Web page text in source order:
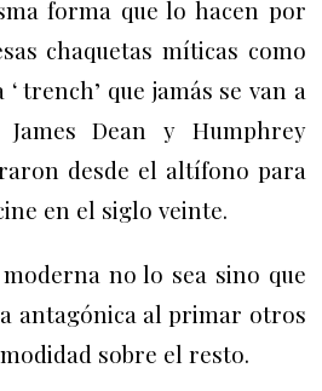
forma que lo hacen por
chaquetas míticas como
‘ trench’ que jamás se van a
Dean y Humphrey
desde el altífono para
en el siglo veinte.
no lo sea sino que
antagónica al primar otros
sobre el resto.